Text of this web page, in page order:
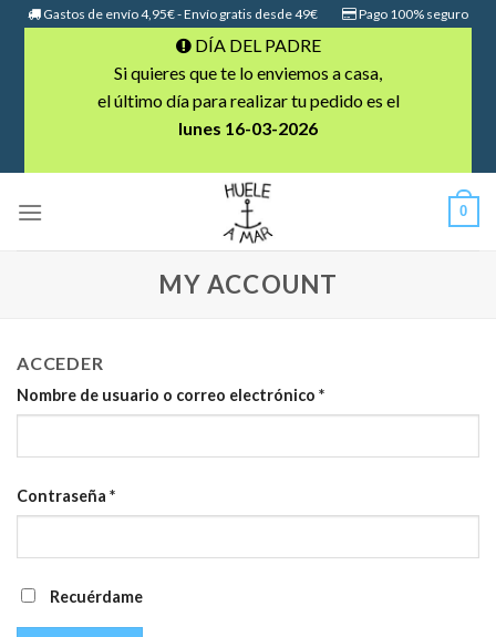
Skip
Gastos de envío 4,95€ - Envío gratis desde 49€ Pago 100% seguro
DÍA DEL PADRE
Si quieres que te lo enviemos a casa,
el último día para realizar tu pedido es el
lunes 16-03-2026
0
MY ACCOUNT
ACCEDER
Nombre de usuario o correo electrónico *
Contraseña *
Recuérdame